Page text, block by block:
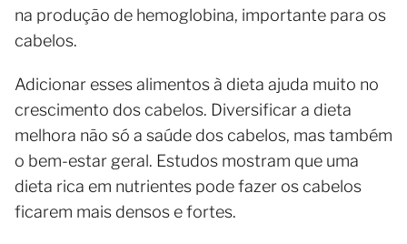
na produção de hemoglobina, importante para os
cabelos.
Adicionar esses alimentos à dieta ajuda muito no
crescimento dos cabelos. Diversificar a dieta
melhora não só a saúde dos cabelos, mas também
o bem-estar geral. Estudos mostram que uma
dieta rica em nutrientes pode fazer os cabelos
ficarem mais densos e fortes.